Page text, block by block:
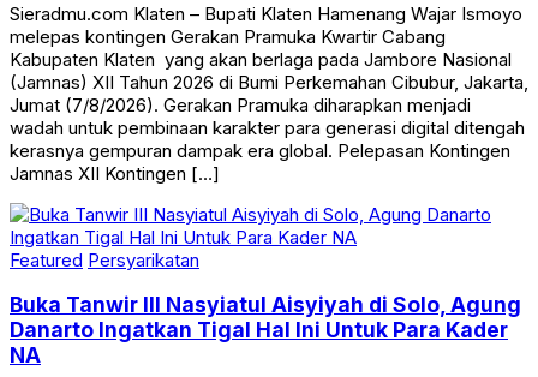
Sieradmu.com Klaten – Bupati Klaten Hamenang Wajar Ismoyo
melepas kontingen Gerakan Pramuka Kwartir Cabang
Kabupaten Klaten yang akan berlaga pada Jambore Nasional
(Jamnas) XII Tahun 2026 di Bumi Perkemahan Cibubur, Jakarta,
Jumat (7/8/2026). Gerakan Pramuka diharapkan menjadi
wadah untuk pembinaan karakter para generasi digital ditengah
kerasnya gempuran dampak era global. Pelepasan Kontingen
Jamnas XII Kontingen […]
Featured Persyarikatan
Buka Tanwir III Nasyiatul Aisyiyah di Solo, Agung
Danarto Ingatkan Tigal Hal Ini Untuk Para Kader
NA